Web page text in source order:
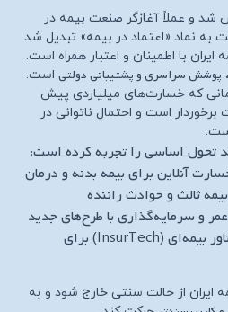
در سال ۱۳۱۴ تأسیس شد و عملاً آغازگر صنعت بیمه در
نماد «اعتماد در بیمه» تبدیل شد.
ایران با اطمینان و اعتبار همراه است.
پوشش سراسری و پشتیبانی دولتی است.
که خسارت‌های میلیاردی پیش
است و احتمال ناتوانی در
تحول اساسی را تجربه کرده است:
آنلاین برای بیمه بدنه و درمان
ثالث و حوادث راننده
و سرمایه‌گذاری با طرح‌های جدید
همکاری با شرکت‌های فناور بیمه‌ای (InsurTech) برای
ایران از حالت سنتی خارج شود و به